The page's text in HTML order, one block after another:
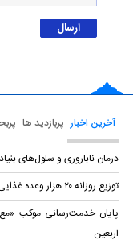
آخرین اخبار پربازدید ها
درمان ناباروری و سلول‌های
توزیع روزانه ۲۰ هزار وعده غذایی و ۲۹ هزار چای و شربت در حرم بانوی کرامت
پایان خدمت‌رسانی موکب «مع
اربعین